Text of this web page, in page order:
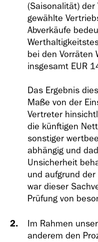
(Saisonalität)
gewählte
Abverkäufe
bei den Vorräten
insgesamt EUR
Das Ergebnis
Maße von der
Vertreter
die künftigen
sonstiger
abhängig und
Unsicherheit
und aufgrund
war dieser
Prüfung von
Im Rahmen
anderem den